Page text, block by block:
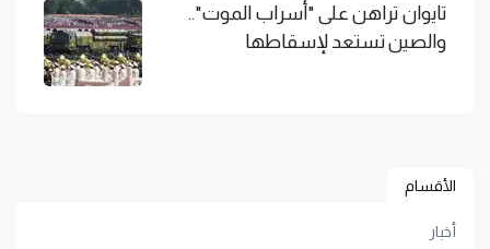
تايوان تراهن على "أسراب الموت"..
والصين تستعد لإسقاطها
الأقسام
أخبار